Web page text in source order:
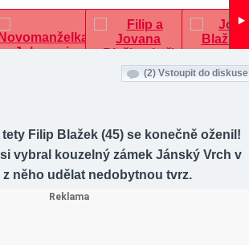
(2) Vstoupit do diskuse
Filip Blažek (45) se konečně oženil!
vybral kouzelný zámek Jánský Vrch v
něho udělat nedobytnou tvrz.